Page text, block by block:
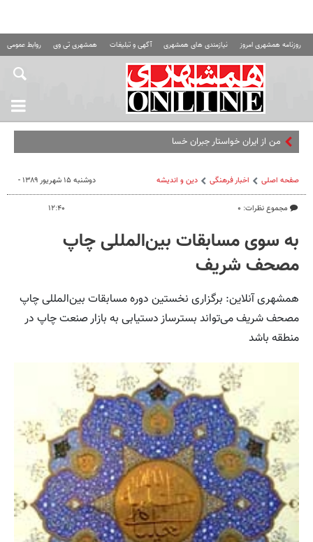
روزنامه همشهری امروز نیازمندی های همشهری آگهی و تبلیغات همشهری تی وی روابط عمومی
من از ایران خواستار جبران خسارت هستم
صفحه اصلی اخبار فرهنگی دین و اندیشه
مجموع نظرات: ۰
دوشنبه ۱۵ شهریور ۱۳۸۹ -
۱۲:۴۰
به سوی مسابقات بین‌المللی چاپ
مصحف شریف
همشهری آنلاین: برگزاری نخستین دوره مسابقات بین‌المللی چاپ
مصحف شریف می‌تواند بسترساز دستیابی به بازار صنعت چاپ در
منطقه باشد